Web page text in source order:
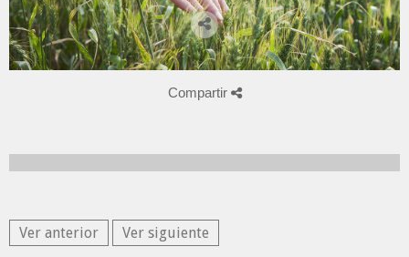
Compartir
Ver anterior Ver siguiente